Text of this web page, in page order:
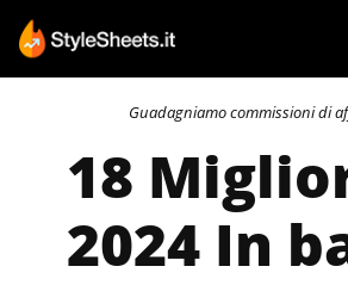
Guadagniamo commissioni di
18
2024 In